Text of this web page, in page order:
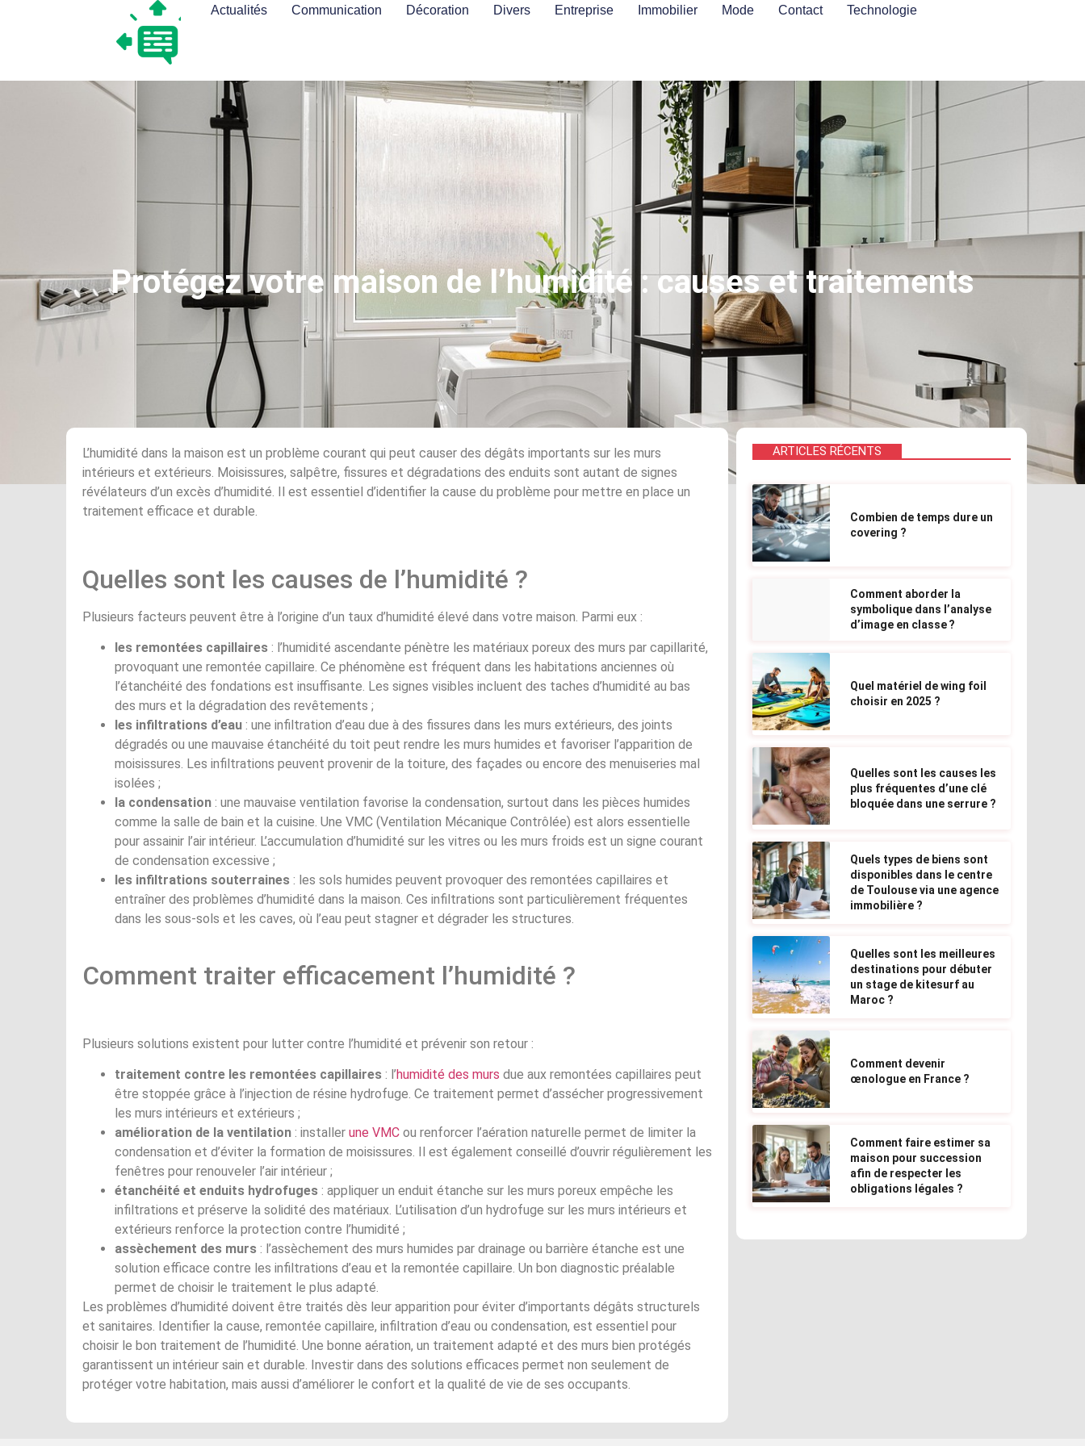
Actualités Communication Décoration Divers Entreprise Immobilier Mode Contact Technologie
Protégez votre maison de l’humidité : causes et traitements
L’humidité dans la maison est un problème courant qui peut causer des dégâts importants sur les murs
intérieurs et extérieurs. Moisissures, salpêtre, fissures et dégradations des enduits sont autant de signes
révélateurs d’un excès d’humidité. Il est essentiel d’identifier la cause du problème pour mettre en place un
traitement efficace et durable.
Quelles sont les causes de l’humidité ?
Plusieurs facteurs peuvent être à l’origine d’un taux d’humidité élevé dans votre maison. Parmi eux :
les remontées capillaires : l’humidité ascendante pénètre les matériaux poreux des murs par capillarité,
provoquant une remontée capillaire. Ce phénomène est fréquent dans les habitations anciennes où
l’étanchéité des fondations est insuffisante. Les signes visibles incluent des taches d’humidité au bas
des murs et la dégradation des revêtements ;
les infiltrations d’eau : une infiltration d’eau due à des fissures dans les murs extérieurs, des joints
dégradés ou une mauvaise étanchéité du toit peut rendre les murs humides et favoriser l’apparition de
moisissures. Les infiltrations peuvent provenir de la toiture, des façades ou encore des menuiseries mal
isolées ;
la condensation : une mauvaise ventilation favorise la condensation, surtout dans les pièces humides
comme la salle de bain et la cuisine. Une VMC (Ventilation Mécanique Contrôlée) est alors essentielle
pour assainir l’air intérieur. L’accumulation d’humidité sur les vitres ou les murs froids est un signe courant
de condensation excessive ;
les infiltrations souterraines : les sols humides peuvent provoquer des remontées capillaires et
entraîner des problèmes d’humidité dans la maison. Ces infiltrations sont particulièrement fréquentes
dans les sous-sols et les caves, où l’eau peut stagner et dégrader les structures.
Comment traiter efficacement l’humidité ?
Plusieurs solutions existent pour lutter contre l’humidité et prévenir son retour :
traitement contre les remontées capillaires : l’humidité des murs due aux remontées capillaires peut
être stoppée grâce à l’injection de résine hydrofuge. Ce traitement permet d’assécher progressivement
les murs intérieurs et extérieurs ;
amélioration de la ventilation : installer une VMC ou renforcer l’aération naturelle permet de limiter la
condensation et d’éviter la formation de moisissures. Il est également conseillé d’ouvrir régulièrement les
fenêtres pour renouveler l’air intérieur ;
étanchéité et enduits hydrofuges : appliquer un enduit étanche sur les murs poreux empêche les
infiltrations et préserve la solidité des matériaux. L’utilisation d’un hydrofuge sur les murs intérieurs et
extérieurs renforce la protection contre l’humidité ;
assèchement des murs : l’assèchement des murs humides par drainage ou barrière étanche est une
solution efficace contre les infiltrations d’eau et la remontée capillaire. Un bon diagnostic préalable
permet de choisir le traitement le plus adapté.
Les problèmes d’humidité doivent être traités dès leur apparition pour éviter d’importants dégâts structurels
et sanitaires. Identifier la cause, remontée capillaire, infiltration d’eau ou condensation, est essentiel pour
choisir le bon traitement de l’humidité. Une bonne aération, un traitement adapté et des murs bien protégés
garantissent un intérieur sain et durable. Investir dans des solutions efficaces permet non seulement de
protéger votre habitation, mais aussi d’améliorer le confort et la qualité de vie de ses occupants.
ARTICLES RÉCENTS
Combien de temps dure un
covering ?
Comment aborder la
symbolique dans l’analyse
d’image en classe ?
Quel matériel de wing foil
choisir en 2025 ?
Quelles sont les causes les
plus fréquentes d’une clé
bloquée dans une serrure ?
Quels types de biens sont
disponibles dans le centre
de Toulouse via une agence
immobilière ?
Quelles sont les meilleures
destinations pour débuter
un stage de kitesurf au
Maroc ?
Comment devenir
œnologue en France ?
Comment faire estimer sa
maison pour succession
afin de respecter les
obligations légales ?